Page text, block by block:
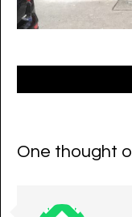
One thought